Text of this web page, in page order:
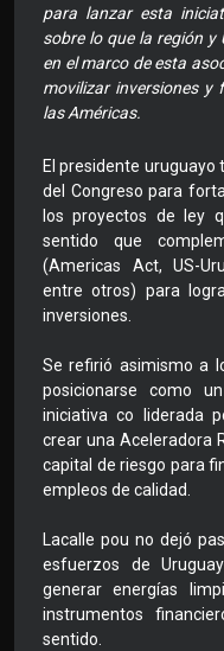
para lanzar esta
sobre lo que la región y
en el marco de esta
movilizar inversiones y
las Américas.
El presidente
del Congreso para
los proyectos de ley
sentido que
(Americas Act, US-
entre otros) para
inversiones.
Se refirió asimismo a
posicionarse como
iniciativa co liderada
crear una Aceleradora
capital de riesgo para
empleos de calidad.
Lacalle pou no dejó
esfuerzos de
generar energías
instrumentos
sentido.